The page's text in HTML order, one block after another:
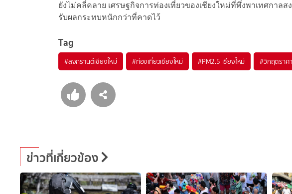
ยังไม่คลี่คลาย เศรษฐกิจการท่องเที่ยวของเชียงใหม่ที่พึ่งพาเทศกาล
รับผลกระทบหนักกว่าที่คาดไว้
Tag
#สงกรานต์เชียงใหม่ #ท่องเที่ยวเชียงใหม่ #PM2.5 เชียงใหม่ #วิกฤตราค
ข่าวที่เกี่ยวข้อง